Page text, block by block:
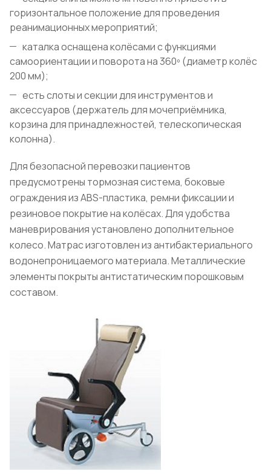
горизонтальное положение для проведения
реанимационных мероприятий;
каталка оснащена колёсами с функциями
самоориентации и поворота на 360º (диаметр колёс
200 мм);
есть слоты и секции для инструментов и
аксессуаров (держатель для мочеприёмника,
корзина для принадлежностей, телескопическая
колонна).
Для безопасной перевозки пациентов
предусмотрены тормозная система, боковые
ограждения из ABS-пластика, ремни фиксации и
резиновое покрытие на колёсах. Для удобства
маневрирования установлено дополнительное
колесо. Матрас изготовлен из антибактериального
водонепроницаемого материала. Металлические
элементы покрыты антистатическим порошковым
составом.